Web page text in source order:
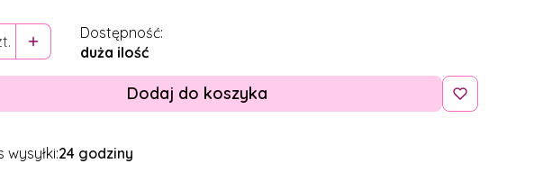
Dostępność:
duża ilość
Dodaj do koszyka
wysyłki:24 godziny